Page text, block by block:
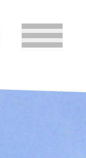
la